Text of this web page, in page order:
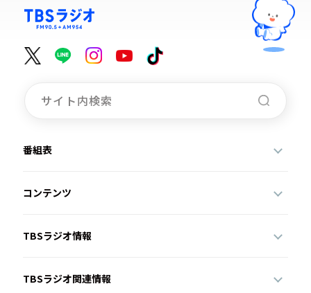
番組表
コンテンツ
TBSラジオ情報
TBSラジオ関連情報